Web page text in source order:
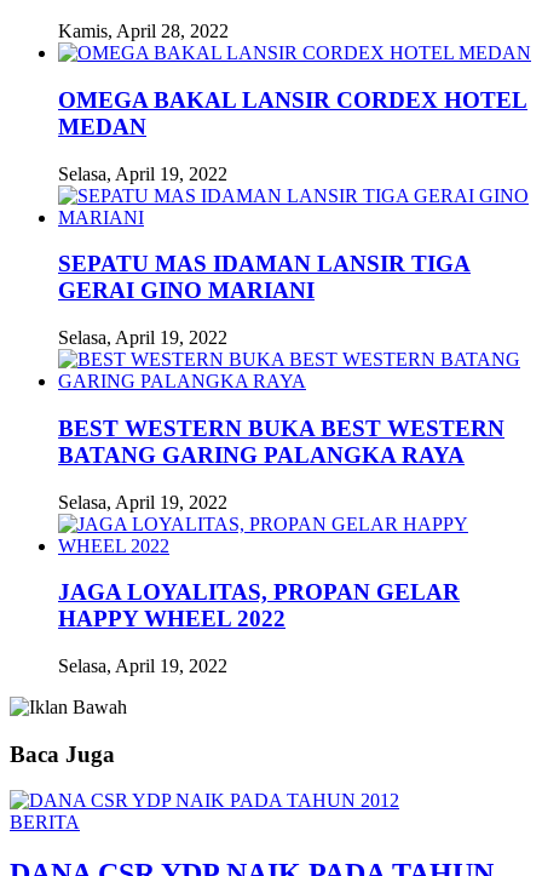
Kamis, April 28, 2022
OMEGA BAKAL LANSIR CORDEX HOTEL
MEDAN
Selasa, April 19, 2022
SEPATU MAS IDAMAN LANSIR TIGA
GERAI GINO MARIANI
Selasa, April 19, 2022
BEST WESTERN BUKA BEST WESTERN
BATANG GARING PALANGKA RAYA
Selasa, April 19, 2022
JAGA LOYALITAS, PROPAN GELAR
HAPPY WHEEL 2022
Selasa, April 19, 2022
Baca Juga
BERITA